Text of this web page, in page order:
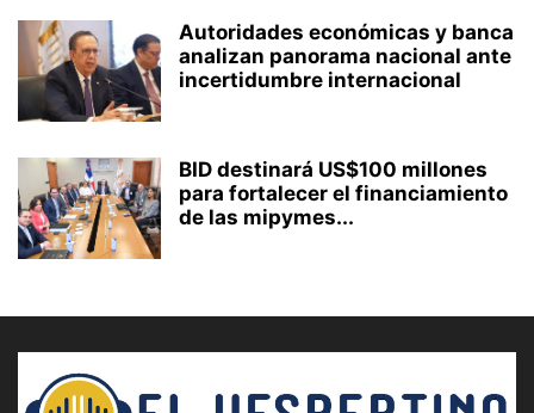
Autoridades económicas y banca
analizan panorama nacional ante
incertidumbre internacional
BID destinará US$100 millones
para fortalecer el financiamiento
de las mipymes...